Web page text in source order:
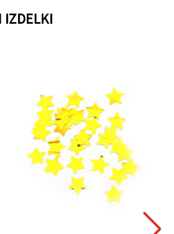
IZDELKI